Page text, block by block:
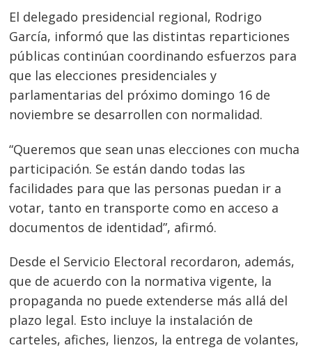
El delegado presidencial regional, Rodrigo
García, informó que las distintas reparticiones
públicas continúan coordinando esfuerzos para
que las elecciones presidenciales y
parlamentarias del próximo domingo 16 de
noviembre se desarrollen con normalidad.
“Queremos que sean unas elecciones con mucha
participación. Se están dando todas las
facilidades para que las personas puedan ir a
votar, tanto en transporte como en acceso a
documentos de identidad”, afirmó.
Desde el Servicio Electoral recordaron, además,
que de acuerdo con la normativa vigente, la
propaganda no puede extenderse más allá del
plazo legal. Esto incluye la instalación de
carteles, afiches, lienzos, la entrega de volantes,